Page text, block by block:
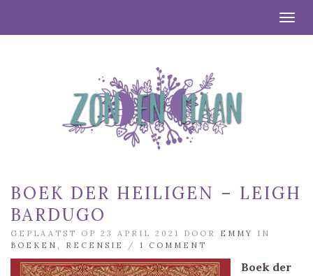
BOEK DER HEILIGEN – LEIGH
BARDUGO
GEPLAATST OP 23 APRIL 2021 DOOR EMMY
IN
BOEKEN
RECENSIE / 1 COMMENT
Boek der